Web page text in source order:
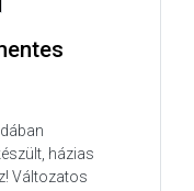
házias
Változatos